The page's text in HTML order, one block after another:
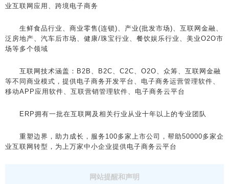
业互联网应用、跨境电子商务
生鲜食品行业、商业零售(连锁)、产业(批发市场)、互联网金融、
泛房地产、汽车后市场、健康/珠宝行业、餐饮娱乐行业、美业O2O市
场等多个领域
互联网技术涵盖：B2B、B2C、C2C、O2O、众筹、互联网金融
等不同商业模式，提供电子商务开发平台、电子商务运营管理软件、
移动APP应用软件、互联营销管理软件、电子商务云平台
ERP拥有一批在互联网及相关行业从业十年以上的专业团队
重塑边界，助力成长，服务100多家上市公司，帮助50000多家企
业互联网转型，为上万家中小企业提供电子商务云平台
网站提醒和声明